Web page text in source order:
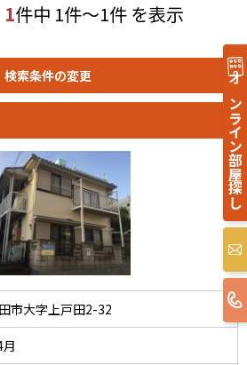
1件中 1件～1件 を表示
市大字上戸田2-32
オンライン部屋探し